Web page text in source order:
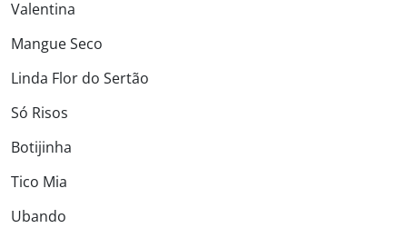
Valentina
Mangue Seco
Linda Flor do Sertão
Só Risos
Botijinha
Tico Mia
Ubando